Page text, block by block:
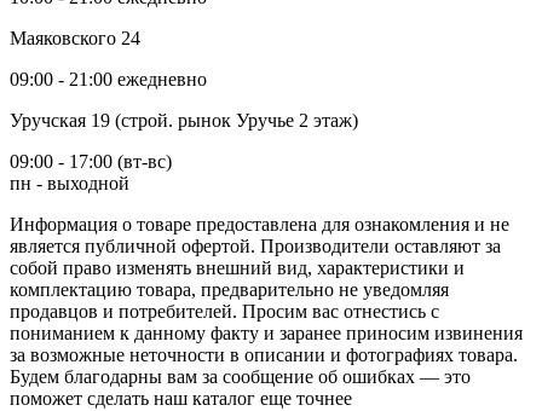
Маяковского 24
09:00 - 21:00 ежедневно
Уручская 19 (строй. рынок Уручье 2 этаж)
09:00 - 17:00 (вт-вс)
пн - выходной
Информация о товаре предоставлена для ознакомления и не
является публичной офертой. Производители оставляют за
собой право изменять внешний вид, характеристики и
комплектацию товара, предварительно не уведомляя
продавцов и потребителей. Просим вас отнестись с
пониманием к данному факту и заранее приносим извинения
за возможные неточности в описании и фотографиях товара.
Будем благодарны вам за сообщение об ошибках — это
поможет сделать наш каталог еще точнее